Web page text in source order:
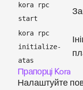
kora rpc
start
kora rpc
initialize-
atas
Прапорці Kora
Налаштуйте